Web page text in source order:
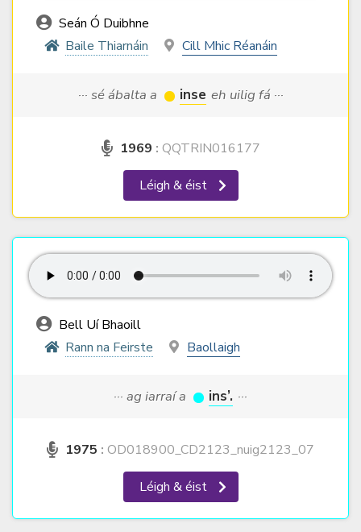
Seán Ó Duibhne
Baile Thiarnáin
Cill Mhic Réanáin
··· sé ábalta a inse eh uilig fá ···
1969 : QQTRIN016177
Léigh & éist
Bell Uí Bhaoill
Rann na Feirste
Baollaigh
··· ag iarraí a ins’. ···
1975 : OD018900_CD2123_nuig2123_07
Léigh & éist